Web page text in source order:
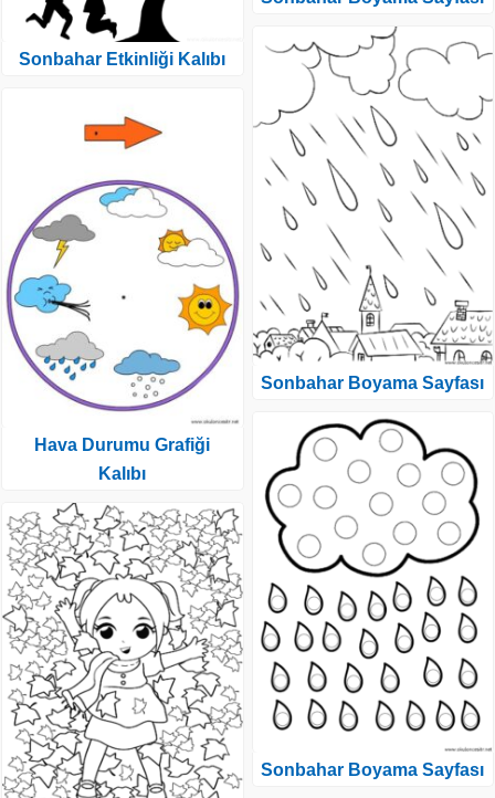
Sonbahar Etkinliği Kalıbı
Hava Durumu Grafiği
Kalıbı
Sonbahar Boyama Sayfası
Sonbahar Boyama Sayfası